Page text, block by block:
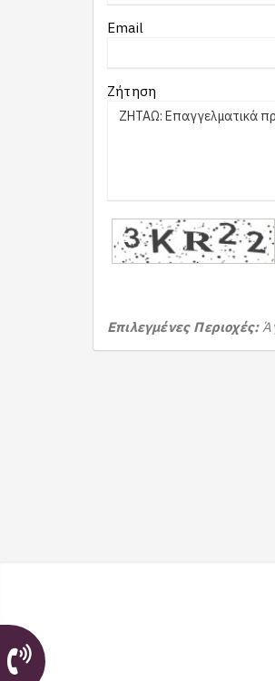
Email
Ζήτηση
Επιλεγμένες Περιοχές: